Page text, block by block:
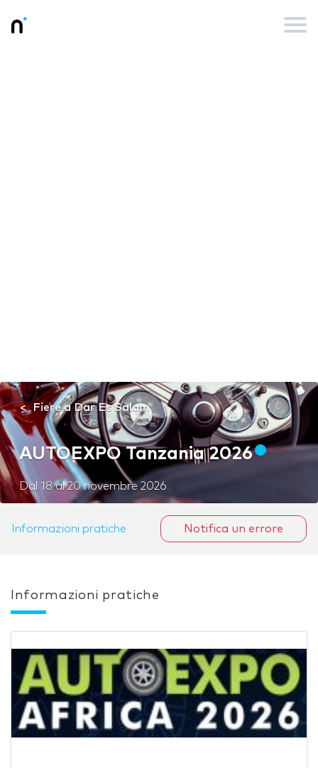
Fiere a Dar Es Salam
AUTOEXPO Tanzania 2026
Dal 18al20 novembre 2026
Informazioni pratiche Notifica un errore
Informazioni pratiche